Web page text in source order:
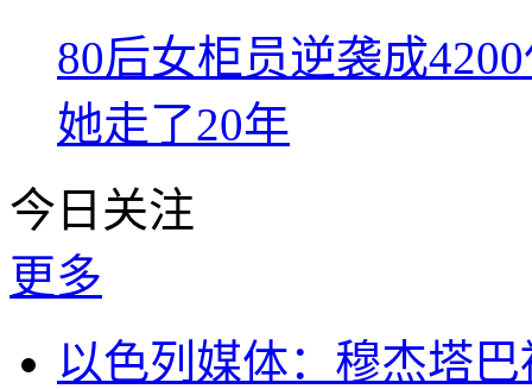
80后女柜员逆袭成
她走了20年
今日关注
更多
以色列媒体：穆杰塔